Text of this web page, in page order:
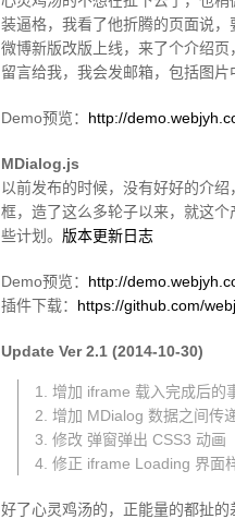
装逼格，我看了他折腾的页面说
微博新版改版上线，来了个介绍
留言给我，我会发邮箱，包括图片
Demo预览： http://
MDialog.js
以前发布的时候，没有好好的介
框，造了这么多轮子以来，就这
些计划。 版本更新日志
Demo预览： http://
插件下载： https://github.com/
Update Ver 2.1 (2014-10-30)
1. 增加 iframe 载入完成后的
2. 增加 MDialog 数据之间传
3. 修改 弹窗弹出 CSS3 动画
4. 修正 iframe Loading 界面
好了心灵鸡汤的，正能量的都扯的